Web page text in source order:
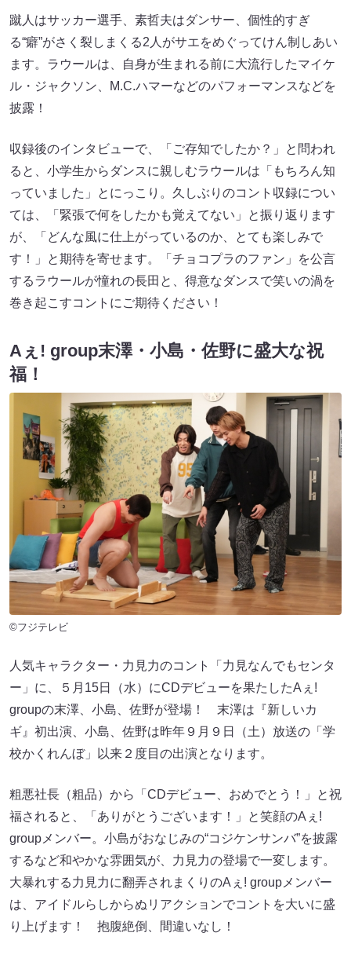
蹴人はサッカー選手、素哲夫はダンサー、個性的すぎ
る“癖”がさく裂しまくる2人がサエをめぐってけん制しあい
ます。ラウールは、自身が生まれる前に大流行したマイケ
ル・ジャクソン、M.C.ハマーなどのパフォーマンスなどを
披露！
収録後のインタビューで、「ご存知でしたか？」と問われ
ると、小学生からダンスに親しむラウールは「もちろん知
っていました」とにっこり。久しぶりのコント収録につい
ては、「緊張で何をしたかも覚えてない」と振り返ります
が、「どんな風に仕上がっているのか、とても楽しみで
す！」と期待を寄せます。「チョコプラのファン」を公言
するラウールが憧れの長田と、得意なダンスで笑いの渦を
巻き起こすコントにご期待ください！
Aぇ! group末澤・小島・佐野に盛大な祝
福！
©フジテレビ
人気キャラクター・力見力のコント「力見なんでもセンタ
ー」に、５月15日（水）にCDデビューを果たしたAぇ!
groupの末澤、小島、佐野が登場！ 末澤は『新しいカ
ギ』初出演、小島、佐野は昨年９月９日（土）放送の「学
校かくれんぼ」以来２度目の出演となります。
粗悪社長（粗品）から「CDデビュー、おめでとう！」と祝
福されると、「ありがとうございます！」と笑顔のAぇ!
groupメンバー。小島がおなじみの“コジケンサンバ”を披露
するなど和やかな雰囲気が、力見力の登場で一変します。
大暴れする力見力に翻弄されまくりのAぇ! groupメンバー
は、アイドルらしからぬリアクションでコントを大いに盛
り上げます！ 抱腹絶倒、間違いなし！